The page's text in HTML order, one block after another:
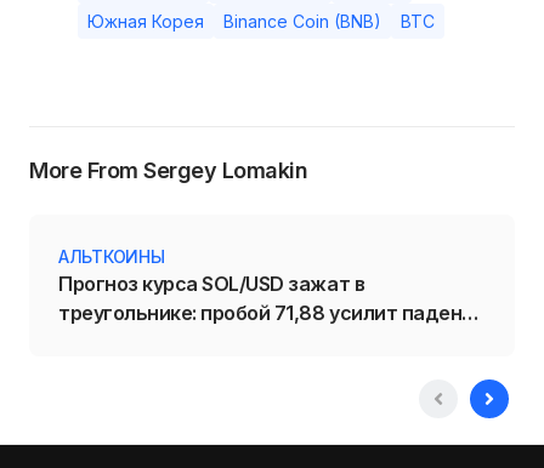
Южная Корея
Binance Coin (BNB) BTC
More From Sergey Lomakin
АЛЬТКОИНЫ
Прогноз курса SOL/USD зажат в
треугольнике: пробой 71,88 усилит падение